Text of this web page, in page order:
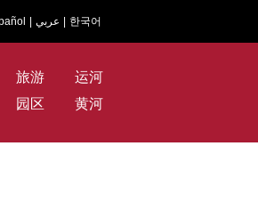
عربي 한국어
旅游
运河
园区 黄河